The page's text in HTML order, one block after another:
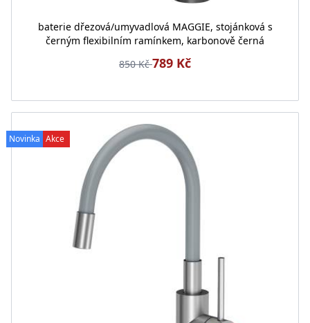
baterie dřezová/umyvadlová MAGGIE, stojánková s
černým flexibilním ramínkem, karbonově černá
850 Kč789 Kč
Novinka Akce